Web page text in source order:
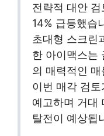
전략적 대안
14% 급등했습
초대형 스크린
한 아이맥스는
의 매력적인
이번 매각 검
예고하며 거대
탈전이 예상됩